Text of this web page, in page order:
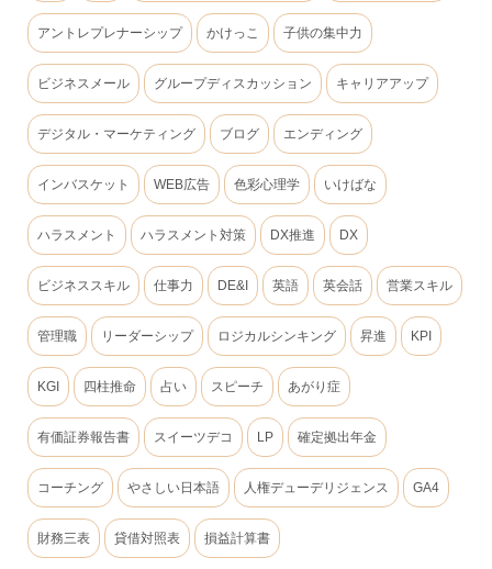
アントレプレナーシップ かけっこ 子供の集中力
ビジネスメール グループディスカッション キャリアアップ
デジタル・マーケティング ブログ エンディング
インバスケット WEB広告 色彩心理学 いけばな
ハラスメント ハラスメント対策 DX推進 DX
ビジネススキル 仕事力 DE&I 英語 英会話 営業スキル
管理職 リーダーシップ ロジカルシンキング 昇進 KPI
KGI 四柱推命 占い スピーチ あがり症
有価証券報告書 スイーツデコ LP 確定拠出年金
コーチング やさしい日本語 人権デューデリジェンス GA4
財務三表 貸借対照表 損益計算書